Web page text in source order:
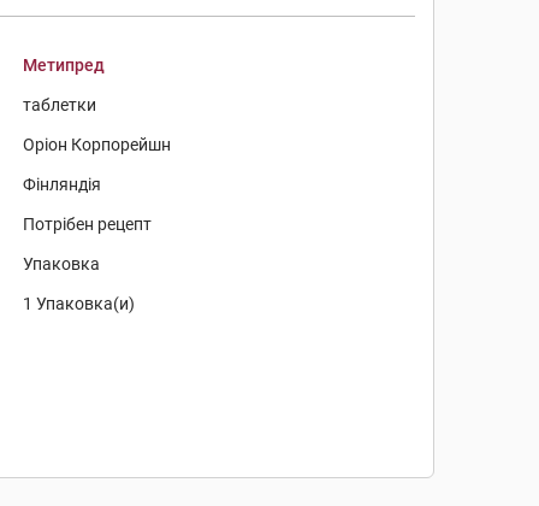
Метипред
таблетки
Оріон Корпорейшн
Фінляндія
Потрібен рецепт
Упаковка
1 Упаковка(и)